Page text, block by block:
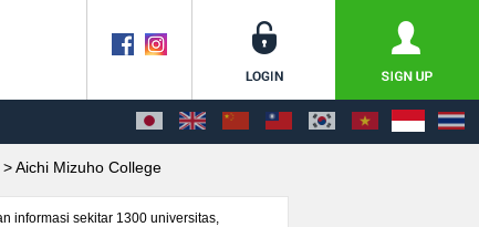
> Aichi Mizuho College
informasi sekitar 1300 universitas,